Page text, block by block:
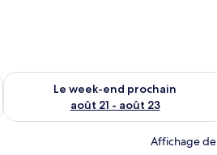
août 14 - août 16
Le week-end prochain
août 21 - août 23
Vérifier la disponibilité pour le
Affichage